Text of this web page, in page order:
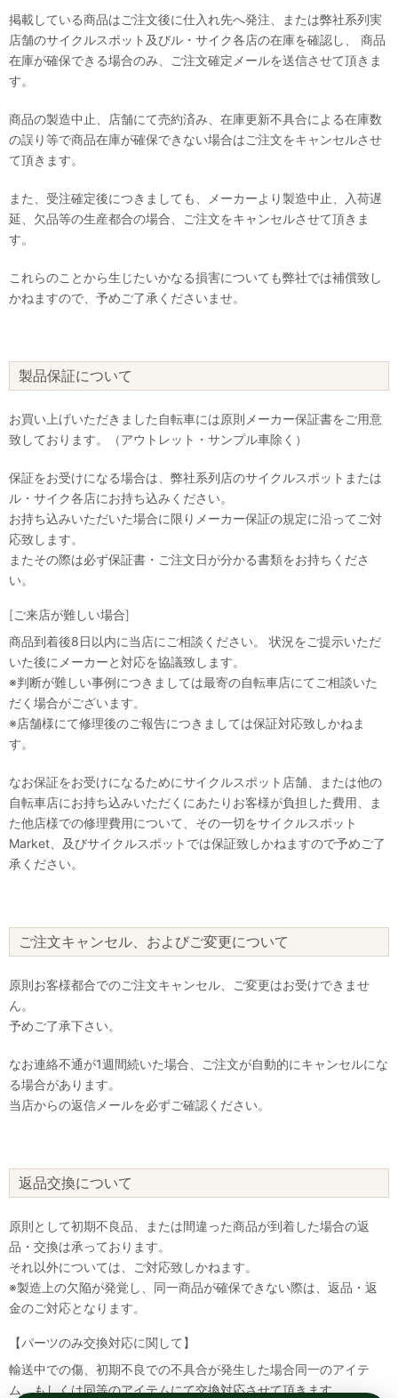
掲載している商品はご注文後に仕入れ先へ発注、または弊社系列実
店舗のサイクルスポット及びル・サイク各店の在庫を確認し、 商品
在庫が確保できる場合のみ、ご注文確定メールを送信させて頂きま
す。
商品の製造中止、店舗にて売約済み、在庫更新不具合による在庫数
の誤り等で商品在庫が確保できない場合はご注文をキャンセルさせ
て頂きます。
また、受注確定後につきましても、メーカーより製造中止、入荷遅
延、欠品等の生産都合の場合、ご注文をキャンセルさせて頂きま
す。
これらのことから生じたいかなる損害についても弊社では補償致し
かねますので、予めご了承くださいませ。
製品保証について
お買い上げいただきました自転車には原則メーカー保証書をご用意
致しております。（アウトレット・サンプル車除く）
保証をお受けになる場合は、弊社系列店のサイクルスポットまたは
ル・サイク各店にお持ち込みください。
お持ち込みいただいた場合に限りメーカー保証の規定に沿ってご対
応致します。
またその際は必ず保証書・ご注文日が分かる書類をお持ちくださ
い。
[ご来店が難しい場合]
商品到着後8日以内に当店にご相談ください。 状況をご提示いただ
いた後にメーカーと対応を協議致します。
※判断が難しい事例につきましては最寄の自転車店にてご相談いた
だく場合がございます。
※店舗様にて修理後のご報告につきましては保証対応致しかねま
す。
なお保証をお受けになるためにサイクルスポット店舗、または他の
自転車店にお持ち込みいただくにあたりお客様が負担した費用、ま
た他店様での修理費用について、その一切をサイクルスポット
Market、及びサイクルスポットでは保証致しかねますので予めご了
承ください。
ご注文キャンセル、およびご変更について
原則お客様都合でのご注文キャンセル、ご変更はお受けできませ
ん。
予めご了承下さい。
なお連絡不通が1週間続いた場合、ご注文が自動的にキャンセルにな
る場合があります。
当店からの返信メールを必ずご確認ください。
返品交換について
原則として初期不良品、または間違った商品が到着した場合の返
品・交換は承っております。
それ以外については、ご対応致しかねます。
※製造上の欠陥が発覚し、同一商品が確保できない際は、返品・返
金のご対応となります。
【パーツのみ交換対応に関して】
輸送中での傷、初期不良での不具合が発生した場合同一のアイテ
ム、もしくは同等のアイテムにて交換対応させて頂きます。